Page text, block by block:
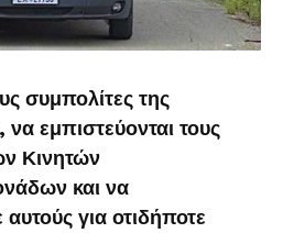
συμπολίτες της
να εμπιστεύονται τους
Κινητών
και να
για οτιδήποτε